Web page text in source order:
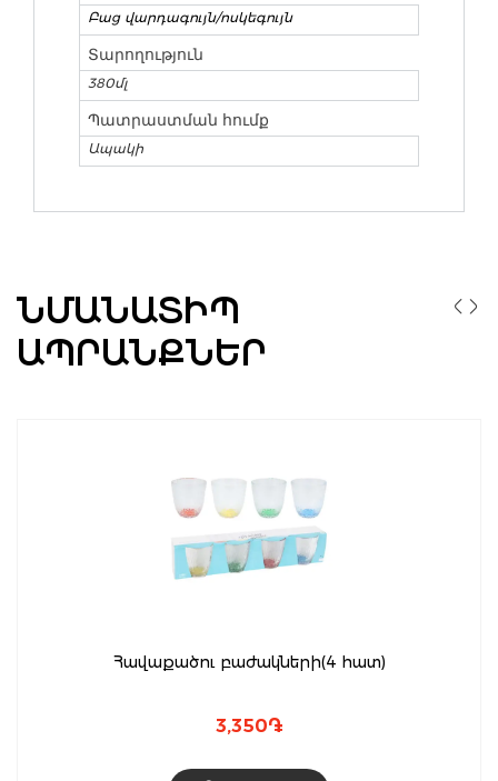
Բաց վարդագույն/ոսկեգույն
Տարողություն
380մլ
Պատրաստման հումք
Ապակի
ՆՄԱՆԱՏԻՊ
ԱՊՐԱՆՔՆԵՐ
Հավաքածու բաժակների(4 հատ)
3,350֏